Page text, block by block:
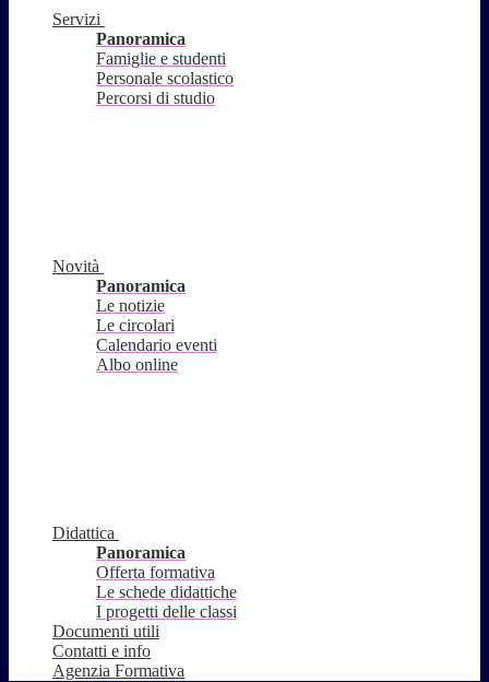
Servizi
Panoramica
Famiglie e studenti
Personale scolastico
Percorsi di studio
Novità
Panoramica
Le notizie
Le circolari
Calendario eventi
Albo online
Didattica
Panoramica
Offerta formativa
Le schede didattiche
I progetti delle classi
Documenti utili
Contatti e info
Agenzia Formativa